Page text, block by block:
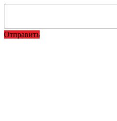
Отправить